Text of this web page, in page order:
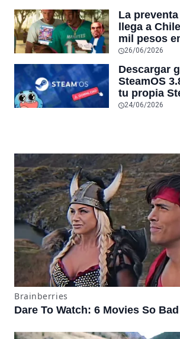
La
llega a
mil pesos
física sin
de Rockstar
dólares
26/06/2026
Descargar
SteamOS
tu propia
en tu PC
24/06/2026